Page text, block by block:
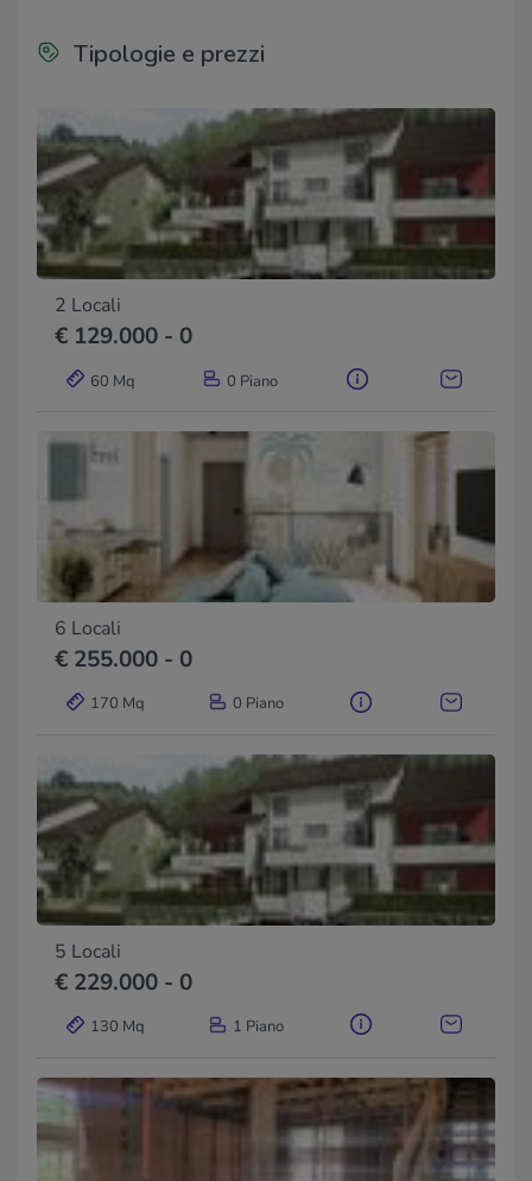
Tipologie e prezzi
2 Locali
€ 129.000 - 0
60 Mq 0 Piano
6 Locali
€ 255.000 - 0
170 Mq 0 Piano
5 Locali
€ 229.000 - 0
130 Mq 1 Piano